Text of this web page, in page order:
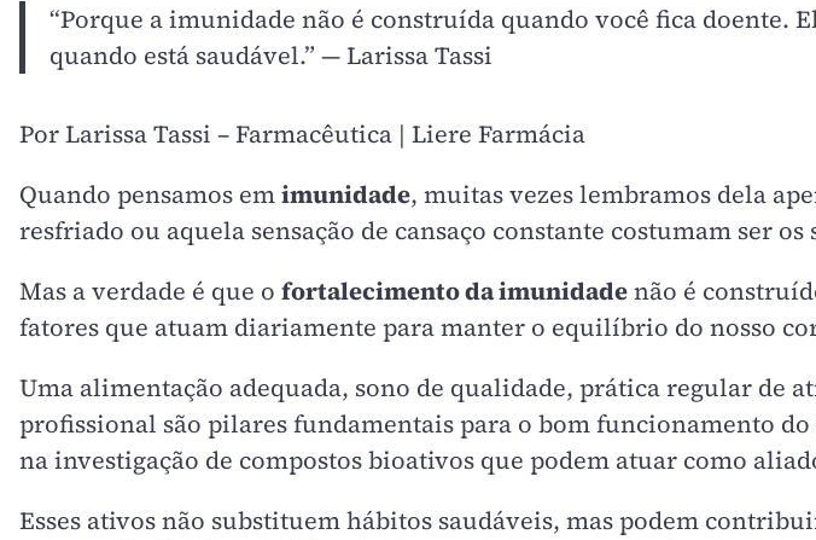
“Porque a imunidade não é construída quando você fica doente.
quando está saudável.” — Larissa Tassi
Por Larissa Tassi – Farmacêutica | Liere Farmácia
Quando pensamos emimunidade, muitas vezes lembramos dela
resfriado ou aquela sensação de cansaço constante costumam ser
Mas a verdade é que o fortalecimento da imunidadenão é
fatores que atuam diariamente para manter o equilíbrio do nosso
Uma alimentação adequada, sono de qualidade, prática regular de
profissional são pilares fundamentais para o bom funcionamento do
na investigação de compostos bioativos que podem atuar como
Esses ativos não substituem hábitos saudáveis, mas podem